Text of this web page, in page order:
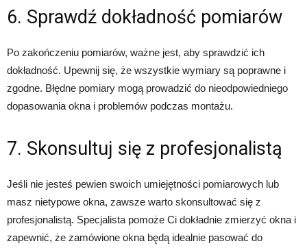
6. Sprawdź dokładność pomiarów
Po zakończeniu pomiarów, ważne jest, aby sprawdzić ich
dokładność. Upewnij się, że wszystkie wymiary są poprawne i
zgodne. Błędne pomiary mogą prowadzić do nieodpowiedniego
dopasowania okna i problemów podczas montażu.
7. Skonsultuj się z profesjonalistą
Jeśli nie jesteś pewien swoich umiejętności pomiarowych lub
masz nietypowe okna, zawsze warto skonsultować się z
profesjonalistą. Specjalista pomoże Ci dokładnie zmierzyć okna i
zapewnić, że zamówione okna będą idealnie pasować do